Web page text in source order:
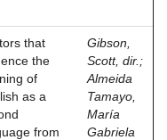
that
the
of
as a
from
Gibson,
Scott, dir. ;
Almeida
Tamayo,
María
Gabriela